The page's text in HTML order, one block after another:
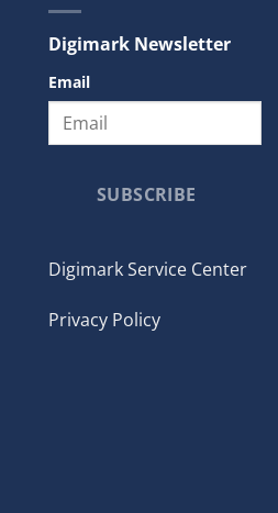
Digimark Newsletter
Email
SUBSCRIBE
Digimark Service Center
Privacy Policy